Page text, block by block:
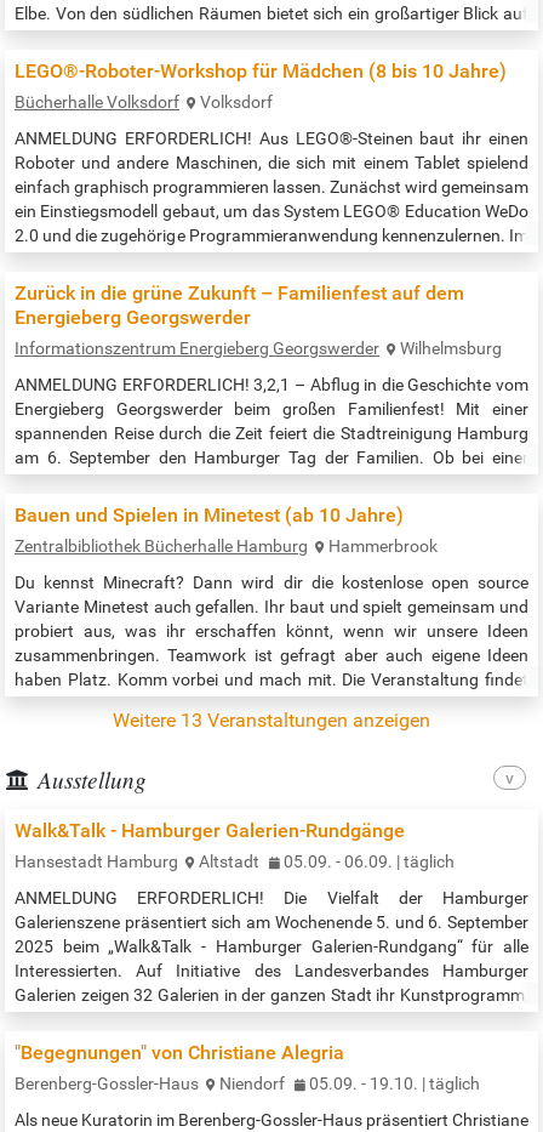
Elbe. Von den südlichen Räumen bietet sich ein großartiger Blick auf
zögern, dem Jenisch-Haus einen Besuch abzustatten. Eine kleine
LEGO®-Roboter-Workshop für Mädchen (8 bis 10 Jahre)
Bücherhalle Volksdorf
Volksdorf
ANMELDUNG ERFORDERLICH! Aus LEGO®-Steinen baut ihr einen
Roboter und andere Maschinen, die sich mit einem Tablet spielend
einfach graphisch programmieren lassen. Zunächst wird gemeinsam
ein Einstiegsmodell gebaut, um das System LEGO® Education WeDo
2.0 und die zugehörige Programmieranwendung kennenzulernen. Im
eigenes Projekt verwirklichen. Es sind keine Vorkenntnisse
erforderlich. LEGO®…
Zurück in die grüne Zukunft – Familienfest auf dem
Energieberg Georgswerder
Informationszentrum Energieberg Georgswerder
Wilhelmsburg
ANMELDUNG ERFORDERLICH! 3,2,1 – Abflug in die Geschichte vom
Energieberg Georgswerder beim großen Familienfest! Mit einer
spannenden Reise durch die Zeit feiert die Stadtreinigung Hamburg
am 6. September den Hamburger Tag der Familien. Ob bei einer
Umweltbildung zeigt mit Spiel und Spaß wie aus der Vergangenheit
eine grüne Zukunft wachsen kann. Kommt vorbei und lasst euch
inspirieren! Die Zeitreise…
Bauen und Spielen in Minetest (ab 10 Jahre)
Zentralbibliothek Bücherhalle Hamburg
Hammerbrook
Du kennst Minecraft? Dann wird dir die kostenlose open source
Variante Minetest auch gefallen. Ihr baut und spielt gemeinsam und
probiert aus, was ihr erschaffen könnt, wenn wir unsere Ideen
zusammenbringen. Teamwork ist gefragt aber auch eigene Ideen
haben Platz. Komm vorbei und mach mit. Die Veranstaltung findet
Weitere 13 Veranstaltungen anzeigen
Ausstellung
Walk&Talk - Hamburger Galerien-Rundgänge
Hansestadt Hamburg Altstadt
05.09. - 06.09. | täglich
ANMELDUNG ERFORDERLICH! Die Vielfalt der Hamburger
Galerienszene präsentiert sich am Wochenende 5. und 6. September
2025 beim „Walk&Talk - Hamburger Galerien-Rundgang“ für alle
Interessierten. Auf Initiative des Landesverbandes Hamburger
Galerien zeigen 32 Galerien in der ganzen Stadt ihr Kunstprogramm,
zeitgenössischer Kunst reicht. Der Eintritt zu den Ausstellungen und
geführten Rundgängen ist…
"Begegnungen" von Christiane Alegria
Berenberg-Gossler-Haus Niendorf
05.09. - 19.10. | täglich
Als neue Kuratorin im Berenberg-Gossler-Haus präsentiert Christiane